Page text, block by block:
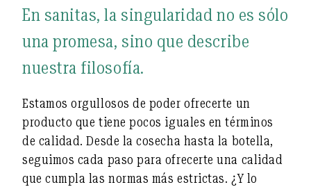
En sanitas, la singularidad no es sólo
una promesa, sino que describe
nuestra filosofía.
Estamos orgullosos de poder ofrecerte un
producto que tiene pocos iguales en términos
de calidad. Desde la cosecha hasta la botella,
seguimos cada paso para ofrecerte una calidad
que cumpla las normas más estrictas. ¿Y lo